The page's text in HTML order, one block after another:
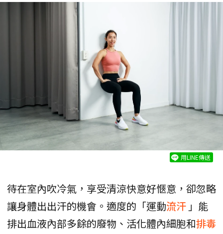
用LINE傳送
待在室內吹冷氣，享受清涼快意好愜意，卻忽略
讓身體出出汗的機會。適度的「運動流汗 」能
排出血液內部多餘的廢物、活化體內細胞和排毒